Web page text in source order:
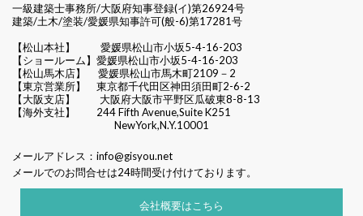
一級建築士事務所/大阪府知事登録(イ)第26924号
建築/土木/塗装/愛媛県知事許可(般-6)第17281号
【松山本社】
愛媛県松山市小坂5-4-16-203
【ショールーム】愛媛県松山市小坂5-4-16-203
【松山馬木店】 愛媛県松山市馬木町2109－2
【東京営業所】 東京都千代田区神田須田町2-6-2
【大阪支店】 大阪府大阪市平野区瓜破東8-8-13
【海外支社】 244 Fifth Avenue,Suite K251
NewYork,N.Y.10001
メールアドレス： info@gisyou.net
メールでのお問合せは24時間受け付けております。
会社概要はこちら